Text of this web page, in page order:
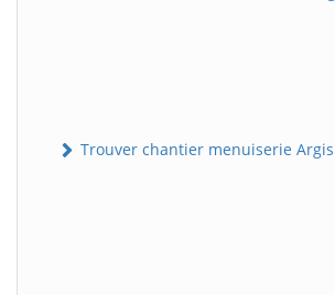
Trouver chantier menuiserie Argis